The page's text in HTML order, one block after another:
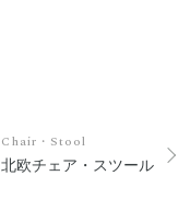
Chair・Stool
北欧チェア・スツール